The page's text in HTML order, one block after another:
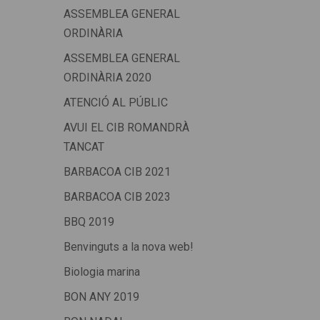
ASSEMBLEA GENERAL
ORDINÀRIA
ASSEMBLEA GENERAL
ORDINÀRIA 2020
ATENCIÓ AL PÚBLIC
AVUI EL CIB ROMANDRÀ
TANCAT
BARBACOA CIB 2021
BARBACOA CIB 2023
BBQ 2019
Benvinguts a la nova web!
Biologia marina
BON ANY 2019